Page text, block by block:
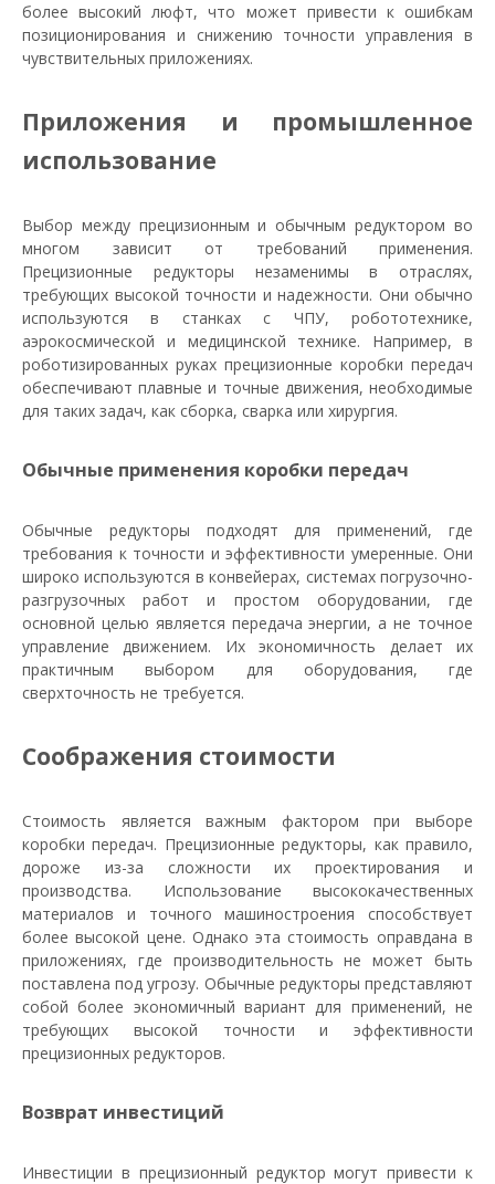
более высокий люфт, что может привести к ошибкам
позиционирования и снижению точности управления в
чувствительных приложениях.
Приложения и промышленное
использование
Выбор между прецизионным и обычным редуктором во
многом зависит от требований применения.
Прецизионные редукторы незаменимы в отраслях,
требующих высокой точности и надежности. Они обычно
используются в станках с ЧПУ, робототехнике,
аэрокосмической и медицинской технике. Например, в
роботизированных руках прецизионные коробки передач
обеспечивают плавные и точные движения, необходимые
для таких задач, как сборка, сварка или хирургия.
Обычные применения коробки передач
Обычные редукторы подходят для применений, где
требования к точности и эффективности умеренные. Они
широко используются в конвейерах, системах погрузочно-
разгрузочных работ и простом оборудовании, где
основной целью является передача энергии, а не точное
управление движением. Их экономичность делает их
практичным выбором для оборудования, где
сверхточность не требуется.
Соображения стоимости
Стоимость является важным фактором при выборе
коробки передач. Прецизионные редукторы, как правило,
дороже из-за сложности их проектирования и
производства. Использование высококачественных
материалов и точного машиностроения способствует
более высокой цене. Однако эта стоимость оправдана в
приложениях, где производительность не может быть
поставлена ​​под угрозу. Обычные редукторы представляют
собой более экономичный вариант для применений, не
требующих высокой точности и эффективности
прецизионных редукторов.
Возврат инвестиций
Инвестиции в прецизионный редуктор могут привести к